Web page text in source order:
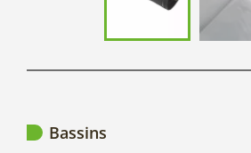
Bassins